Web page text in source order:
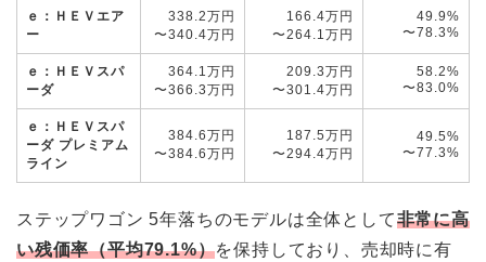
ｅ：ＨＥＶエア
ー
338.2万円
〜340.4万円
166.4万円
〜264.1万円
49.9%
〜78.3%
ｅ：ＨＥＶスパ
ーダ
364.1万円
〜366.3万円
209.3万円
〜301.4万円
58.2%
〜83.0%
ｅ：ＨＥＶスパ
ーダ プレミアム
ライン
384.6万円
〜384.6万円
187.5万円
〜294.4万円
49.5%
〜77.3%
ステップワゴン 5年落ちのモデルは全体として非常に高
い残価率（平均79.1%）を保持しており、売却時に有